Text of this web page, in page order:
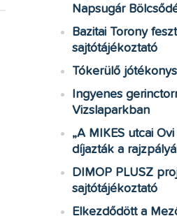
Napsugár
Bazitai Torony
sajtótájékoztató
Tókerülő
Ingyenes
Vizslaparkban
„A MIKES utcai
díjazták a
DIMOP PLUSZ
sajtótájékoztató
Elkezdődött a